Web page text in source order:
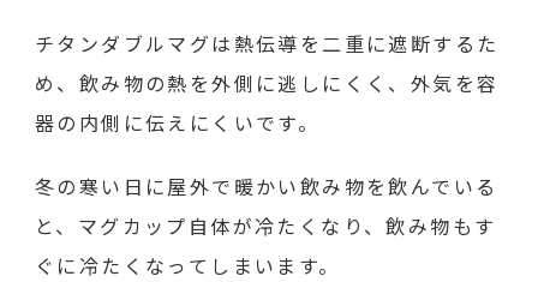
チタンダブルマグは熱伝導を二重に遮断するた
め、飲み物の熱を外側に逃しにくく、外気を容
器の内側に伝えにくいです。
冬の寒い日に屋外で暖かい飲み物を飲んでいる
と、マグカップ自体が冷たくなり、飲み物もす
ぐに冷たくなってしまいます。